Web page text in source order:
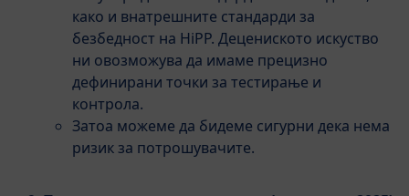
како и внатрешните стандарди за
безбедност на HiPP. Децениското искуство
ни овозможува да имаме прецизно
дефинирани точки за тестирање и
контрола.
Затоа можеме да бидеме сигурни дека нема
ризик за потрошувачите.